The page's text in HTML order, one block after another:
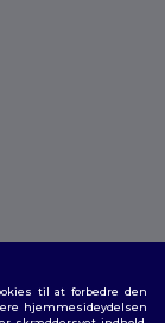
til at forbedre den
hjemmesideydelsen